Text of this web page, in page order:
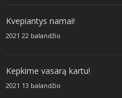
Kvepiantys namai!
2021 22 balandžio
Kepkime vasarą kartu!
2021 13 balandžio